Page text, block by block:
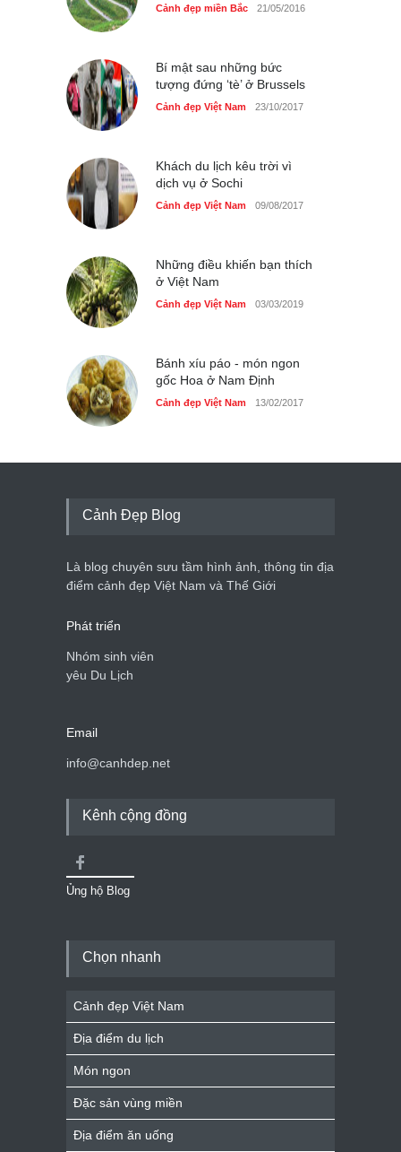
Bán đảo Sơn Trà sẽ là khu
Cảnh đẹp miền Bắc 21/05/2016
Bí mật sau những bức
tượng đứng ‘tè’ ở Brussels
Cảnh đẹp Việt Nam 23/10/2017
Khách du lịch kêu trời vì
dịch vụ ở Sochi
Cảnh đẹp Việt Nam 09/08/2017
Những điều khiến bạn thích
ở Việt Nam
Cảnh đẹp Việt Nam 03/03/2019
Bánh xíu páo - món ngon
gốc Hoa ở Nam Định
Cảnh đẹp Việt Nam 13/02/2017
Cảnh Đẹp Blog
Là blog chuyên sưu tầm hình ảnh, thông tin địa
điểm cảnh đẹp Việt Nam và Thế Giới
Phát triển
Nhóm sinh viên
yêu Du Lịch
Email
info@canhdep.net
Kênh cộng đồng
Ủng hộ Blog
Chọn nhanh
Cảnh đẹp Việt Nam
Địa điểm du lịch
Món ngon
Đặc sản vùng miền
Địa điểm ăn uống